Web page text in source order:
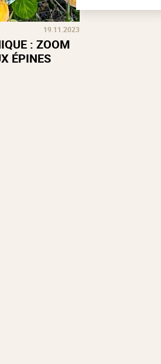
19.11.2023
: ZOOM
ÉPINES